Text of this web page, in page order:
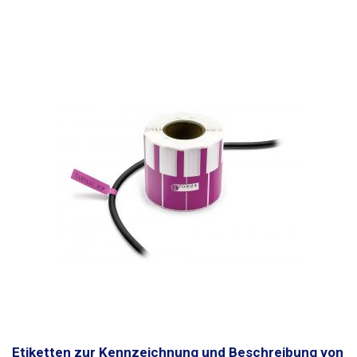
Etiketten zur Kennzeichnung und Beschreibung von